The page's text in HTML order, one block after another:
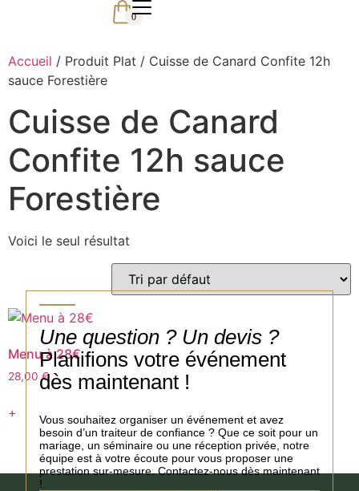
0
Accueil / Produit Plat / Cuisse de Canard Confite 12h
sauce Forestière
Cuisse de Canard
Confite 12h sauce
Forestière
Voici le seul résultat
Menu à 28€
28,00€
+
Une question ? Un devis ?
Planifions votre événement
dès maintenant !
Vous souhaitez organiser un événement et avez
besoin d’un traiteur de confiance ? Que ce soit pour un
mariage, un séminaire ou une réception privée, notre
équipe est à votre écoute pour vous proposer une
prestation sur-mesure. Contactez-nous dès maintenant
!